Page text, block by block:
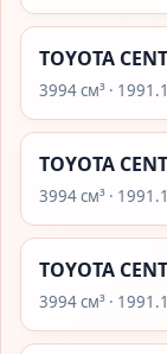
TOYOTA
3994 см³ ·
TOYOTA
3994 см³ ·
TOYOTA
3994 см³ ·